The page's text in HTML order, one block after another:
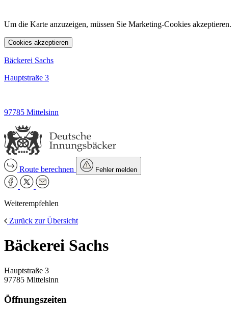
Um die Karte anzuzeigen, müssen Sie Marketing-Cookies akzeptieren.
Cookies akzeptieren
Bäckerei Sachs
Hauptstraße 3
97785 Mittelsinn
Route berechnen Fehler melden
Weiterempfehlen
Zurück zur Übersicht
Bäckerei Sachs
Hauptstraße 3
97785 Mittelsinn
Öffnungszeiten